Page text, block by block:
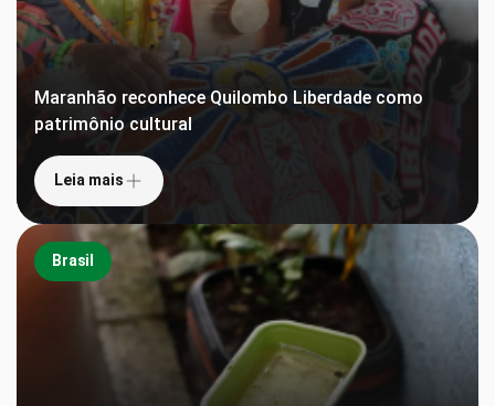
Maranhão reconhece Quilombo Liberdade como
patrimônio cultural
Leia mais
Brasil